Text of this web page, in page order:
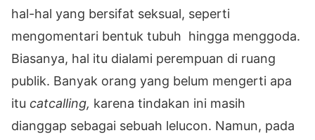
hal-hal yang bersifat seksual, seperti
mengomentari bentuk tubuh hingga menggoda.
Biasanya, hal itu dialami perempuan di ruang
publik. Banyak orang yang belum mengerti apa
itu catcalling, karena tindakan ini masih
dianggap sebagai sebuah lelucon. Namun, pada